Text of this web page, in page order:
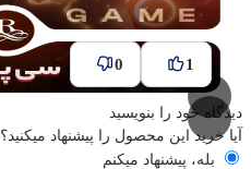
عالی ❤
1
0
دیدگاه خود را بنویسید
آیا خرید این محصول را پیشنهاد میکنید؟
بله، پیشنهاد میکنم